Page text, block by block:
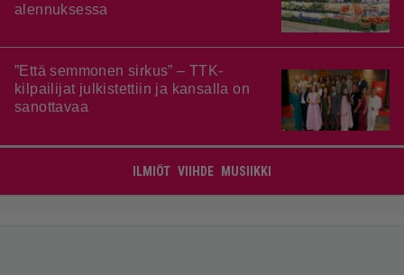
alennuksessa
”Että semmonen sirkus” – TTK-
kilpailijat julkistettiin ja kansalla on
sanottavaa
ILMIÖT VIIHDE MUSIIKKI